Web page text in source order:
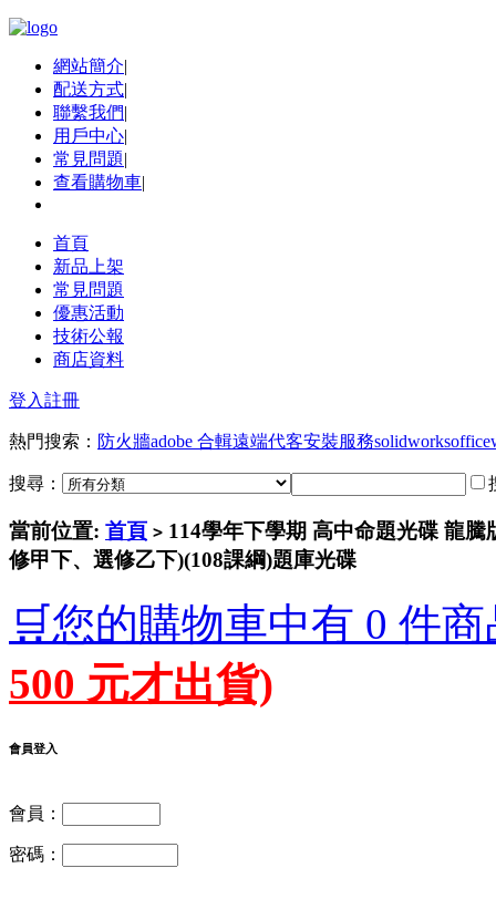
網站簡介|
配送方式|
聯繫我們|
用戶中心|
常見問題|
查看購物車|
首頁
新品上架
常見問題
優惠活動
技術公報
商店資料
登入註冊
熱門搜索： 防火牆adobe 合輯遠端代客安裝服務solidworksoffice
搜尋：
當前位置: 首頁 > 114學年下學期 高中命題光碟 龍
修甲下、選修乙下)(108課綱)題庫光碟
🛒您的購物車中有 0 件
500 元才出貨)
會員登入
會員：
密碼：